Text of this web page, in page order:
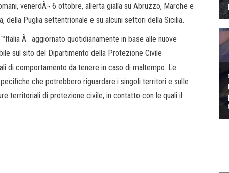
venerdÃ¬ 6 ottobre, allerta gialla su Abruzzo, Marche e
della Puglia settentrionale e su alcuni settori della Sicilia.
Ã¨ aggiornato quotidianamente in base alle nuove
sul sito del Dipartimento della Protezione Civile
di comportamento da tenere in caso di maltempo. Le
che potrebbero riguardare i singoli territori e sulle
territoriali di protezione civile, in contatto con le quali il